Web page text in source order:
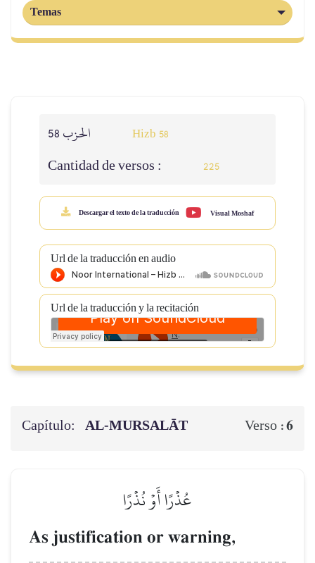
Temas
Hizb 58
Cantidad de versos : 225
Descargar el texto de la traducción Visual Moshaf
Url de la traducción en audio
Url de la traducción y la recitación
Capítulo: AL‑MURSALĀT Verso :6
عُذۡرًا أَوۡ نُذۡرًا
As justification or warning,